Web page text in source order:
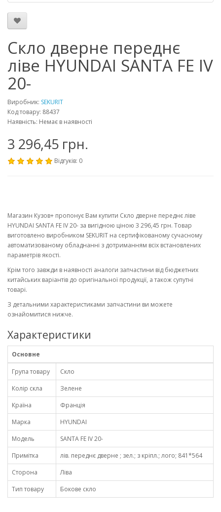
Скло дверне переднє
ліве HYUNDAI SANTA FE IV
20-
Виробник: SEKURIT
Код товару: 88437
Наявність: Немає в наявності
3 296,45 грн.
Відгуків: 0
Магазин Кузов+ пропонує Вам купити Скло дверне переднє ліве
HYUNDAI SANTA FE IV 20- за вигідною ціною 3 296,45 грн. Товар
виготовлено виробником SEKURIT на сертифікованому сучасному
автоматизованому обладнанні з дотриманням всіх встановлених
параметрів якості.
Крім того завжди в наявності аналоги запчастини від бюджетних
китайських варіантів до оригінальної продукції, а також супутні
товарі.
З детальними характеристиками запчастини ви можете
ознайомитися нижче.
Характеристики
Основне
Група товару
Скло
Колір скла
Зелене
Країна
Франція
Марка
HYUNDAI
Модель
SANTA FE IV 20-
Примітка
лів. переднє дверне ; зел.; з кріпл.; лого; 841*564
Сторона
Ліва
Тип товару
Бокове скло